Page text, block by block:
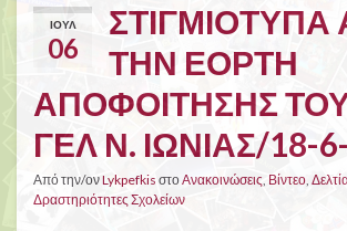
ΙΟΎΛ
06
ΣΤΙΓΜΙΟΤΥΠΑ
ΤΗΝ ΕΟΡΤΗ
ΑΠΟΦΟΙΤΗΣΗΣ
ΓΕΛ Ν. ΙΩΝΙΑΣ/18-
Από την/ονLykpefkis στοΑνακοινώσεις, Βίντεο,
Δραστηριότητες Σχολείων